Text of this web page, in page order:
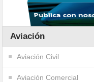
Aviación
Aviación Civil
Aviación Comercial